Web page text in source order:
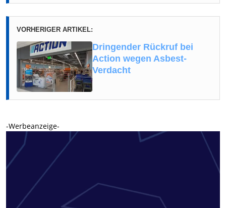
VORHERIGER ARTIKEL:
Dringender Rückruf bei
Action wegen Asbest-
Verdacht
-Werbeanzeige-